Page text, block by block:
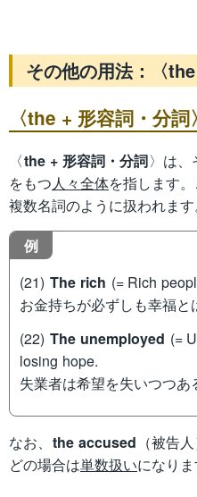
その他の用法：〈the
〈the + 形容詞・分
〈the + 形容詞・分詞〉は
をもつ人々全体を指します
複数名詞のように扱われます
例
(21) The rich (= Rich
お金持ちが必ずしも幸福と
(22) The unemployed (=
losing hope.
失業者は希望を失いつつあ
なお、 the accused （被告人
どの場合は単数扱いになりま